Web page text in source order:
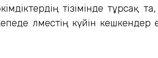
тізімінде
өлместің күйін